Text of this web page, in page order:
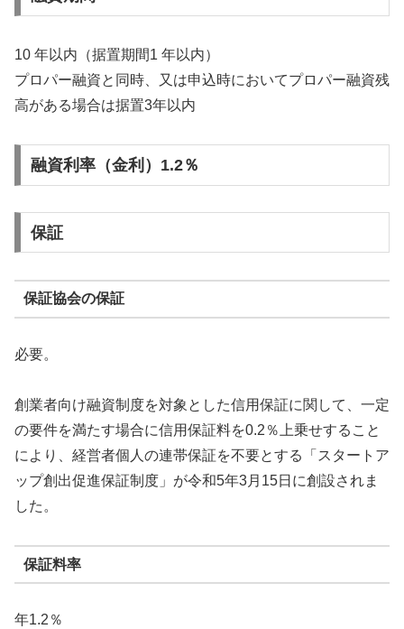
10 年以内（据置期間1 年以内）
プロパー融資と同時、又は申込時においてプロパー融資残
高がある場合は据置3年以内
融資利率（金利）1.2％
保証
保証協会の保証
必要。
創業者向け融資制度を対象とした信用保証に関して、一定
の要件を満たす場合に信用保証料を0.2％上乗せすること
により、経営者個人の連帯保証を不要とする「スタートア
ップ創出促進保証制度」が令和5年3月15日に創設されま
した。
保証料率
年1.2％